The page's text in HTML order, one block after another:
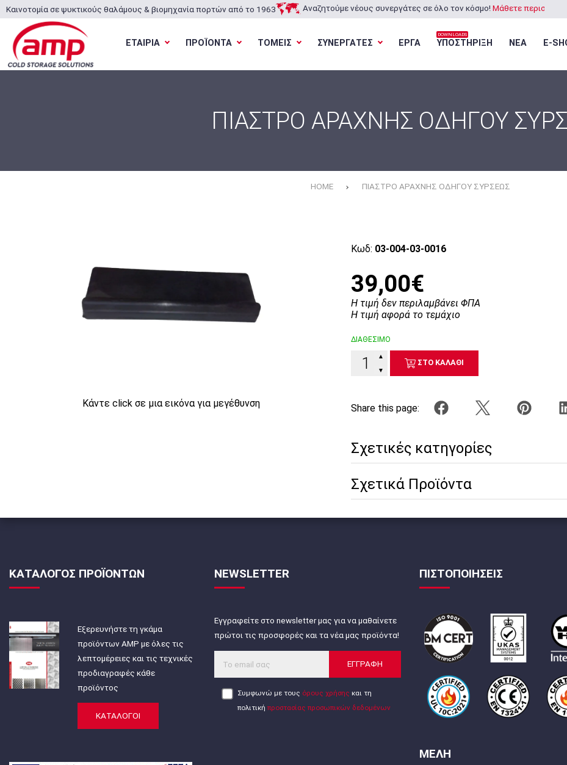
Καινοτομία σε ψυκτικούς θαλάμους & βιομηχανία πορτών από το 1963 Αναζητούμε νέους συνεργάτες σε όλο τον κόσμο! Μάθετε
ΕΤΑΙΡΙΑ ΠΡΟΪΟΝΤΑ ΤΟΜΕΙΣ ΣΥΝΕΡΓΑΤΕΣ ΕΡΓΑ ΥΠΟΣΤΗΡΙΞΗ
DOWNLOADS
ΝΕΑ E-
ΠΙΑΣΤΡΟ ΑΡΑΧΝΗΣ ΟΔΗΓΟΥ
HOME ΠΙΑΣΤΡΟ ΑΡΑΧΝΗΣ ΟΔΗΓΟΥ ΣΥΡΣΕΩΣ
Κάντε click σε μια εικόνα για μεγέθυνση
Κωδ: 03-004-03-0016
39,00€
Η τιμή δεν περιλαμβάνει ΦΠΑ
Η τιμή αφορά το τεμάχιο
ΔΙΑΘΕΣΙΜΟ
▼
▲
ΣΤΟ ΚΑΛΑΘΙ
Share this page:
Σχετικές κατηγορίες
Σχετικά Προϊόντα
ΚΑΤΑΛΟΓΟΣ ΠΡΟΪΟΝΤΩΝ
Εξερευνήστε τη γκάμα
προϊόντων AMP με όλες τις
λεπτομέρειες και τις τεχνικές
προδιαγραφές κάθε
προϊόντος
ΚΑΤΑΛΟΓΟΙ
NEWSLETTER
Εγγραφείτε στο newsletter μας για να μαθαίνετε
πρώτοι τις προσφορές και τα νέα μας προϊόντα!
ΕΓΓΡΑΦΗ
Συμφωνώ με τους όρους χρήσης και τη
πολιτική προστασίας προσωπικών δεδομένων
ΠΙΣΤΟΠΟΙΗΣΕΙΣ
ΜΕΛΗ